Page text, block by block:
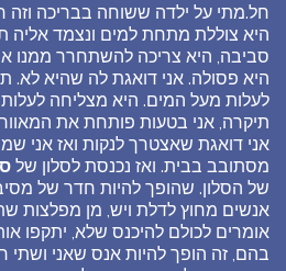
חל.מתי על ילדה ששוחה בבריכה
היא צוללת מתחת למים ונצמד אליה
סביבה, היא צריכה להשתחרר ממנו
היא פסולה. אני דואגת לה שהיא לא.
לעלות מעל המים. היא מצליחה
תיקרה, אני בטעות פותחת את
אני דואגת שאצטרך לנקות ואז אני
מסתובב בבית. ואז נכנסת לסלון של
של הסלון. שהופך להיות חדר של
אנשים מחוץ לדלת ויש, מן מפלצות
אומרים לכולם להיכנס שלא, יתקפו
בהם, זה הופך להיות אנס שאני ושתי